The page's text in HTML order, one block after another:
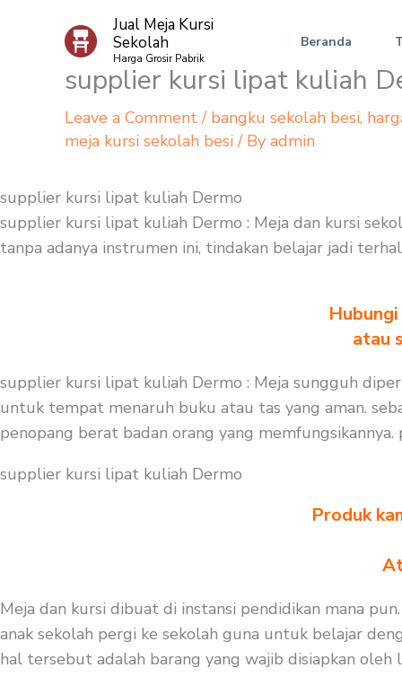
Jual Meja Kursi
Sekolah
Harga Grosir Pabrik
Beranda
supplier kursi lipat kuliah
Leave a Comment / bangku sekolah besi,
meja kursi sekolah besi/ By admin
supplier kursi lipat kuliah Dermo
supplier kursi lipat kuliah Dermo : Meja dan kursi
tanpa adanya instrumen ini, tindakan belajar jadi
atau
supplier kursi lipat kuliah Dermo : Meja sungguh
untuk tempat menaruh buku atau tas yang aman.
penopang berat badan orang yang
supplier kursi lipat kuliah Dermo
Produk
Meja dan kursi dibuat di instansi pendidikan mana
anak sekolah pergi ke sekolah guna untuk belajar
hal tersebut adalah barang yang wajib disiapkan